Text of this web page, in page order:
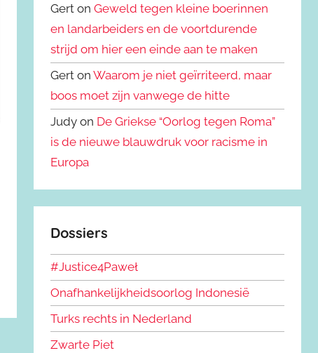
Gert onGeweld tegen kleine boerinnen
en landarbeiders en de voortdurende
strijd om hier een einde aan te maken
Gert onWaarom je niet geïrriteerd, maar
boos moet zijn vanwege de hitte
Judy on De Griekse “Oorlog tegen Roma”
is de nieuwe blauwdruk voor racisme in
Europa
Dossiers
#Justice4Paweł
Onafhankelijkheidsoorlog Indonesië
Turks rechts in Nederland
Zwarte Piet